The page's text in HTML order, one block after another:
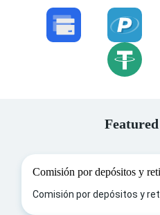
Comisión por depósitos y
Comisión por depósitos y